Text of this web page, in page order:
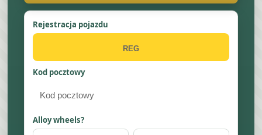
Rejestracja pojazdu
Kod pocztowy
Alloy wheels?